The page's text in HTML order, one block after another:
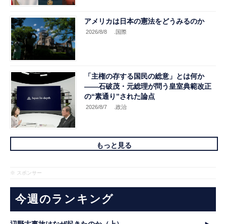
アメリカは日本の憲法をどうみるのか
2026/8/8 .国際
「主権の存する国民の総意」とは何か
――石破茂・元総理が問う皇室典範改正
の“素通り”された論点
2026/8/7 .政治
もっと見る
※ スポンサー
今週のランキング